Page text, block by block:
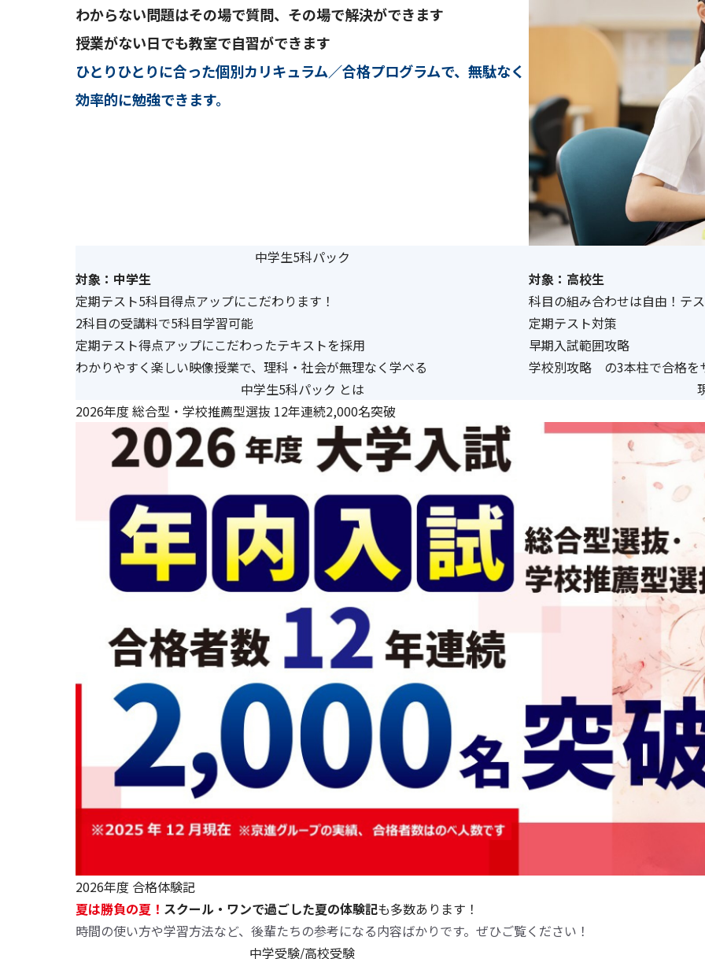
わからない問題はその場で質問、その場で解決ができます
授業がない日でも教室で自習ができます
ひとりひとりに合った個別カリキュラム／合格プログラムで、無駄なく
効率的に勉強できます。
中学生5科パック
対象：中学生
定期テスト5科目得点アップにこだわります！
2科目の受講料で5科目学習可能
定期テスト得点アップにこだわったテキストを採用
わかりやすく楽しい映像授業で、理科・社会が無理なく学べる
中学生5科パック とは
対象：高校生
科目の組み合わせは自由！テ
定期テスト対策
早期入試範囲攻略
学校別攻略 の3本柱で合格を
2026年度 総合型・学校推薦型選抜 12年連続2,000名突破
2026年度 合格体験記
夏は勝負の夏！ スクール・ワンで過ごした夏の体験記も多数あります！
時間の使い方や学習方法など、後輩たちの参考になる内容ばかりです。ぜひご覧ください！
中学受験/高校受験